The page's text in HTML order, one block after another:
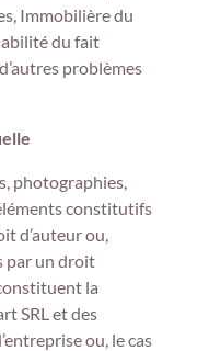
Immobilière du
du fait
problèmes
photographies,
constitutifs
d’auteur ou,
par un droit
la
SRL et des
ou, le cas